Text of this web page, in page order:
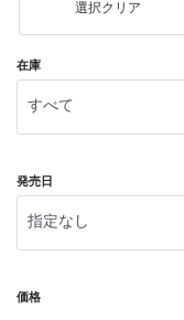
選択クリア
在庫
発売日
価格